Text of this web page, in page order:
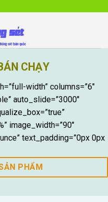
CHỐNG SÉT
BẾN BÃI, THI CÔNG CHỐNG SÉT LAN
NHIỆT, ĐO ĐIỆN TRỞ TIẾP TIẾP
THI CÔNG CHỐNG SÉT
CHẠY
width” columns=”6″
auto_slide=”3000″
image_width=”90″
text_padding=”0px 0px
PHẨM